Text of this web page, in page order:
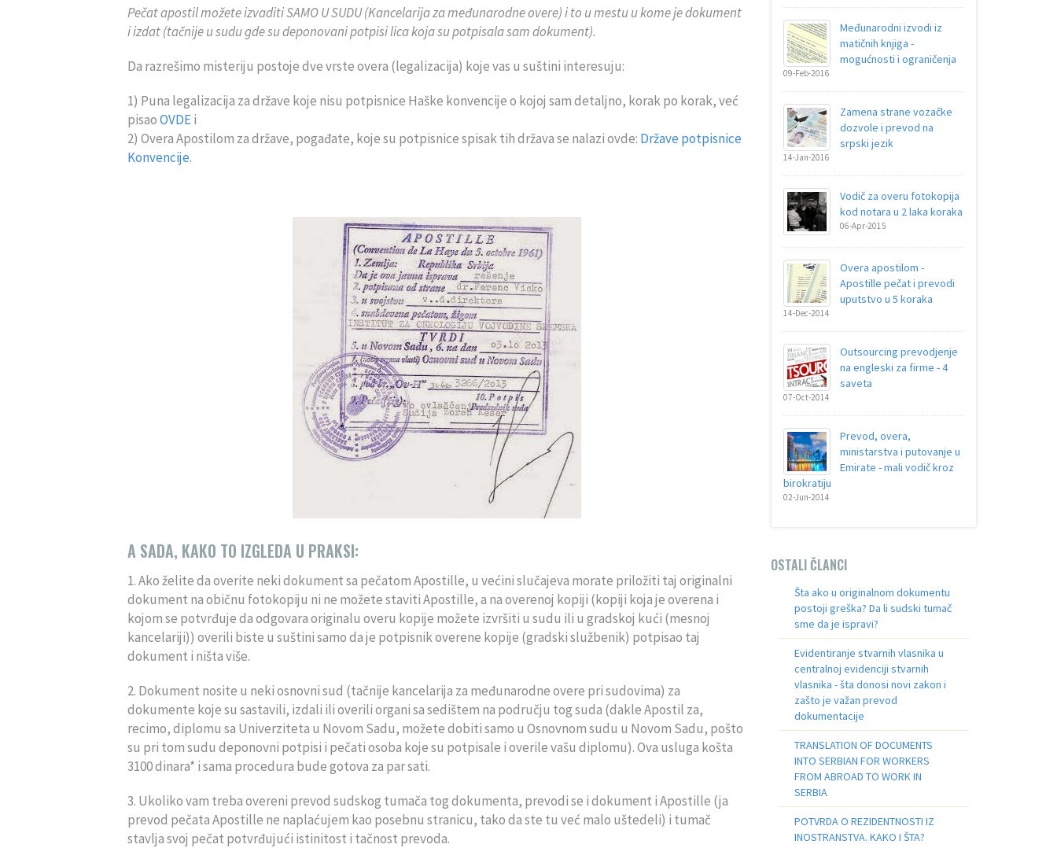
Pečat apostil možete izvaditi SAMO U SUDU (Kancelarija za međunarodne overe) i to u mestu u kome je dokument
i izdat (tačnije u sudu gde su deponovani potpisi lica koja su potpisala sam dokument).
Da razrešimo misteriju postoje dve vrste overa (legalizacija) koje vas u suštini interesuju:
1) Puna legalizacija za države koje nisu potpisnice Haške konvencije o kojoj sam detaljno, korak po korak, već
pisaoOVDEi
2) Overa Apostilom za države, pogađate, koje su potpisnice spisak tih država se nalazi ovde: Države potpisnice
Konvencije.
A SADA, KAKO TO IZGLEDA U PRAKSI:
1. Ako želite da overite neki dokument sa pečatom Apostille, u većini slučajeva morate priložiti taj originalni
dokument na običnu fotokopiju ni ne možete staviti Apostille, a na overenoj kopiji (kopiji koja je overena i
kojom se potvrđuje da odgovara originalu overu kopije možete izvršiti u sudu ili u gradskoj kući (mesnoj
kancelariji)) overili biste u suštini samo da je potpisnik overene kopije (gradski službenik) potpisao taj
dokument i ništa više.
2. Dokument nosite u neki osnovni sud (tačnije kancelarija za međunarodne overe pri sudovima) za
dokumente koje su sastavili, izdali ili overili organi sa sedištem na području tog suda (dakle Apostil za,
recimo, diplomu sa Univerziteta u Novom Sadu, možete dobiti samo u Osnovnom sudu u Novom Sadu, pošto
su pri tom sudu deponovni potpisi i pečati osoba koje su potpisale i overile vašu diplomu). Ova usluga košta
3100 dinara* i sama procedura bude gotova za par sati.
3. Ukoliko vam treba overeni prevod sudskog tumača tog dokumenta, prevodi se i dokument i Apostille (ja
prevod pečata Apostille ne naplaćujem kao posebnu stranicu, tako da ste tu već malo uštedeli) i tumač
stavlja svoj pečat potvrđujući istinitost i tačnost prevoda.
Međunarodni izvodi iz
matičnih knjiga -
mogućnosti i ograničenja
09-Feb-2016
Zamena strane vozačke
dozvole i prevod na
srpski jezik
14-Jan-2016
Vodič za overu fotokopija
kod notara u 2 laka koraka
06-Apr-2015
Overa apostilom -
Apostille pečat i prevodi
uputstvo u 5 koraka
14-Dec-2014
Outsourcing prevodjenje
na engleski za firme - 4
saveta
07-Oct-2014
Prevod, overa,
ministarstva i putovanje u
Emirate - mali vodič kroz
birokratiju
02-Jun-2014
OSTALI ČLANCI
Šta ako u originalnom dokumentu
postoji greška? Da li sudski tumač
sme da je ispravi?
Evidentiranje stvarnih vlasnika u
centralnoj evidenciji stvarnih
vlasnika - šta donosi novi zakon i
zašto je važan prevod
dokumentacije
TRANSLATION OF DOCUMENTS
INTO SERBIAN FOR WORKERS
FROM ABROAD TO WORK IN
SERBIA
POTVRDA O REZIDENTNOSTI IZ
INOSTRANSTVA. KAKO I ŠTA?